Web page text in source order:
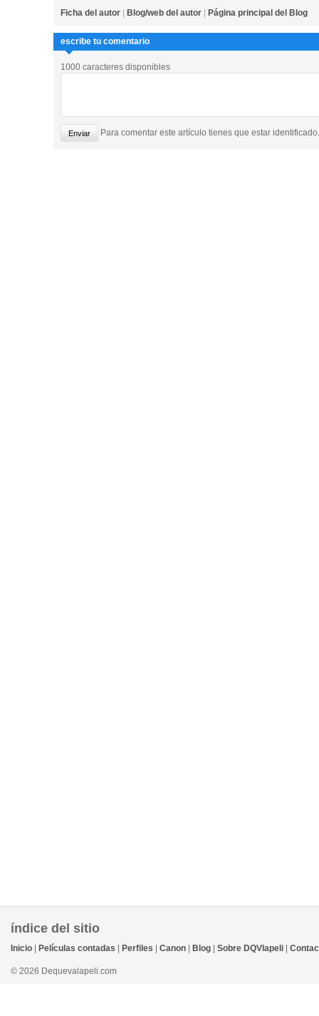
Ficha del autor Blog/web del autor Página principal del Blog
escribe tu comentario
1000 caracteres disponibles
Para comentar este artículo tienes que estar identificado.
índice del sitio
Inicio Películas contadas Perfiles Canon Blog Sobre DQVlapeli
© 2026 Dequevalapeli.com